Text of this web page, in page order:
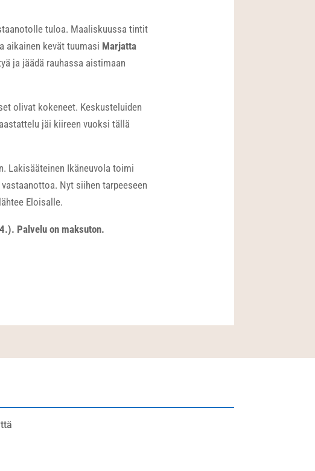
tuloa. Maaliskuussa tintit
aikainen kevät tuumasi Marjatta
ja jäädä rauhassa aistimaan
olivat kokeneet. Keskusteluiden
jäi kiireen vuoksi tällä
Lakisääteinen Ikäneuvola toimi
Nyt siihen tarpeeseen
Eloisalle.
Palvelu on maksuton.